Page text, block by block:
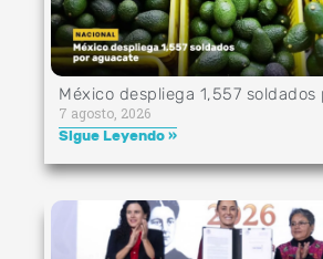
México despliega 1,557
7 agosto, 2026
Sigue Leyendo »